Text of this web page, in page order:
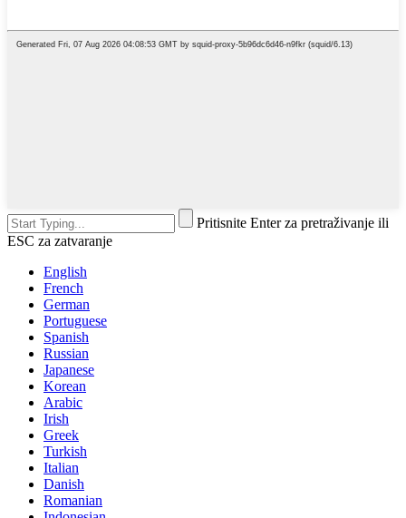
Pritisnite Enter za pretraživanje ili
ESC za zatvaranje
English
French
German
Portuguese
Spanish
Russian
Japanese
Korean
Arabic
Irish
Greek
Turkish
Italian
Danish
Romanian